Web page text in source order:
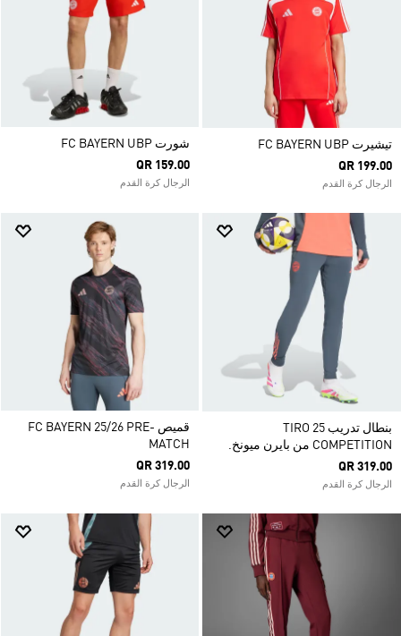
تيشيرت FC BAYERN UBP
QR 199.00
الرجال كرة القدم
شورت FC BAYERN UBP
QR 159.00
الرجال كرة القدم
بنطال تدريب TIRO 25
COMPETITION من بايرن ميونخ.
QR 319.00
الرجال كرة القدم
قميص FC BAYERN 25/26 PRE-
MATCH
QR 319.00
الرجال كرة القدم